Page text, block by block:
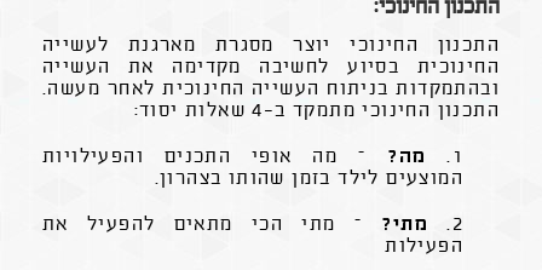
התכנון החינוכי:
התכנון החינוכי יוצר מסגרת מארגנת לעשייה
החינוכית בסיוע לחשיבה מקדימה את העשייה
ובהתמקדות בניתוח העשייה החינוכית לאחר מעשה.
התכנון החינוכי מתמקד ב-4 שאלות יסוד:
1.
מה? – מה אופי התכנים והפעילויות
המוצעים לילד בזמן שהותו בצהרון.
2.
מתי? – מתי הכי מתאים להפעיל את
הפעילות